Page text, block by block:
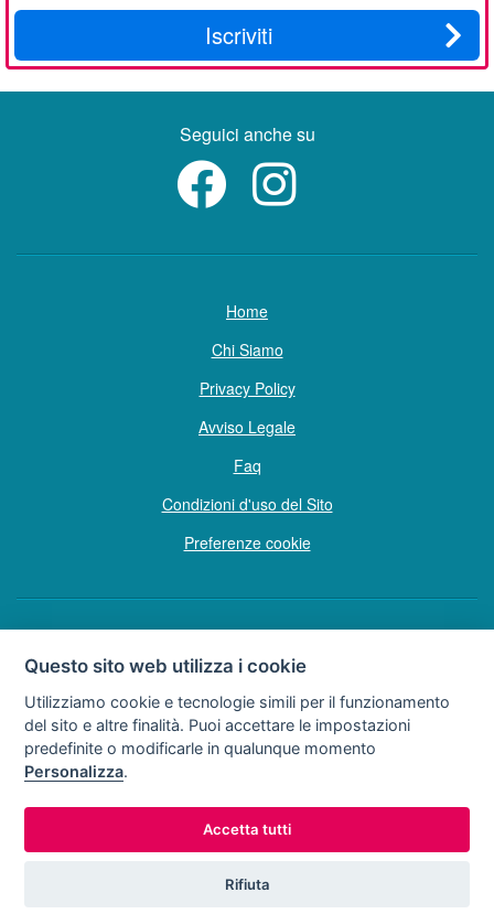
Iscriviti
Seguici anche su
Home
Chi Siamo
Privacy Policy
Avviso Legale
Faq
Condizioni d'uso del Sito
Preferenze cookie
Copyright © Tutti i diritti sono riservati
Soggetto sottoposto a direzione e coordinamento della F.lli Dionisi S.r.L.
unipersonale
via A. Costa n° 2 - 63822 P. S. Giorgio (FM)
R.E.A. FM-200734
Tel:0734.278024o0734.671500
Questo sito web utilizza i cookie
Utilizziamo cookie e tecnologie simili per il funzionamento
del sito e altre finalità. Puoi accettare le impostazioni
predefinite o modificarle in qualunque momento
Personalizza.
Accetta tutti
Rifiuta